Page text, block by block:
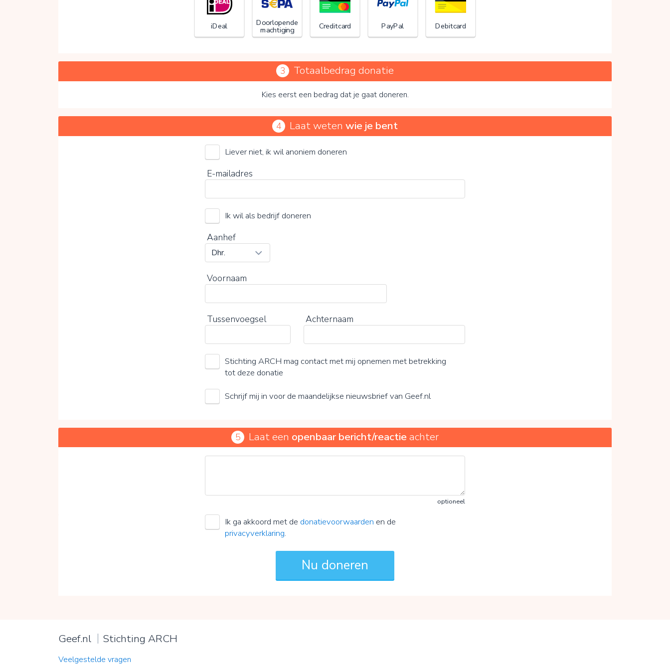
iDeal Doorlopende
machtiging Creditcard PayPal Debitcard
3 Totaalbedrag donatie
Kies eerst een bedrag dat je gaat doneren.
Stichting ARCH
Kies je vrijwillige bijdrage
0% 20%
4 Laat weten wie je bent
Liever niet, ik wil anoniem doneren
E-mailadres
Ik wil als bedrijf doneren
Aanhef
Voornaam
Tussenvoegsel Achternaam
Stichting ARCH mag contact met mij opnemen met betrekking
tot deze donatie
Schrijf mij in voor de maandelijkse nieuwsbrief van Geef.nl
5 Laat een openbaar bericht/reactie achter
optioneel
Ik ga akkoord met de donatievoorwaarden en de
privacyverklaring.
Geef.nl Stichting ARCH
Veelgestelde vragen